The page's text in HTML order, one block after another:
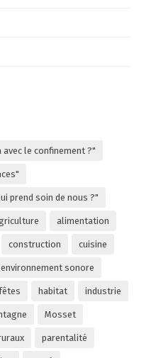
le confinement ?"
prend soin de nous ?"
alimentation
construction cuisine
environnement sonore
habitat industrie
Mosset
parentalité